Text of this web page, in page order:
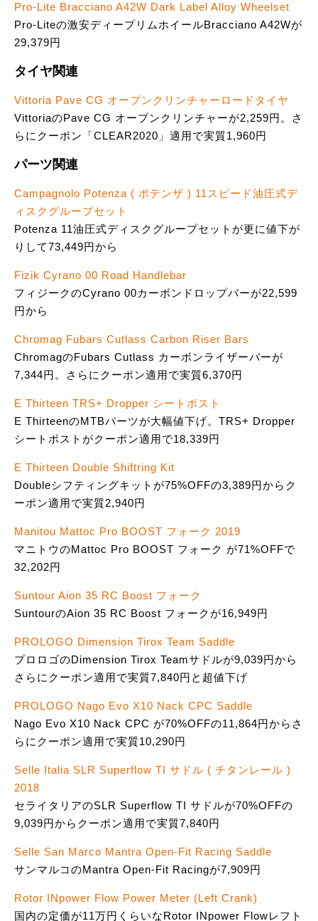
Pro-Lite Bracciano A42W Dark Label Alloy Wheelset
Pro-Liteの激安ディープリムホイールBracciano A42Wが
29,379円
タイヤ関連
Vittoria Pave CG オープンクリンチャーロードタイヤ
VittoriaのPave CG オープンクリンチャーが2,259円。さ
らにクーポン「CLEAR2020」適用で実質1,960円
パーツ関連
Campagnolo Potenza ( ポテンザ ) 11スピード油圧式デ
ィスクグループセット
Potenza 11油圧式ディスクグループセットが更に値下が
りして73,449円から
Fizik Cyrano 00 Road Handlebar
フィジークのCyrano 00カーボンドロップバーが22,599
円から
Chromag Fubars Cutlass Carbon Riser Bars
ChromagのFubars Cutlass カーボンライザーバーが
7,344円。さらにクーポン適用で実質6,370円
E Thirteen TRS+ Dropper シートポスト
E ThirteenのMTBパーツが大幅値下げ。TRS+ Dropper
シートポストがクーポン適用で18,339円
E Thirteen Double Shiftring Kit
Doubleシフティングキットが75%OFFの3,389円からク
ーポン適用で実質2,940円
Manitou Mattoc Pro BOOST フォーク 2019
マニトウのMattoc Pro BOOST フォーク が71%OFFで
32,202円
Suntour Aion 35 RC Boost フォーク
SuntourのAion 35 RC Boost フォークが16,949円
PROLOGO Dimension Tirox Team Saddle
プロロゴのDimension Tirox Teamサドルが9,039円から
さらにクーポン適用で実質7,840円と超値下げ
PROLOGO Nago Evo X10 Nack CPC Saddle
Nago Evo X10 Nack CPC が70%OFFの11,864円からさ
らにクーポン適用で実質10,290円
Selle Italia SLR Superflow TI サドル ( チタンレール )
2018
セライタリアのSLR Superflow TI サドルが70%OFFの
9,039円からクーポン適用で実質7,840円
Selle San Marco Mantra Open-Fit Racing Saddle
サンマルコのMantra Open-Fit Racingが7,909円
Rotor INpower Flow Power Meter (Left Crank)
国内の定価が11万円くらいなRotor INpower Flowレフト